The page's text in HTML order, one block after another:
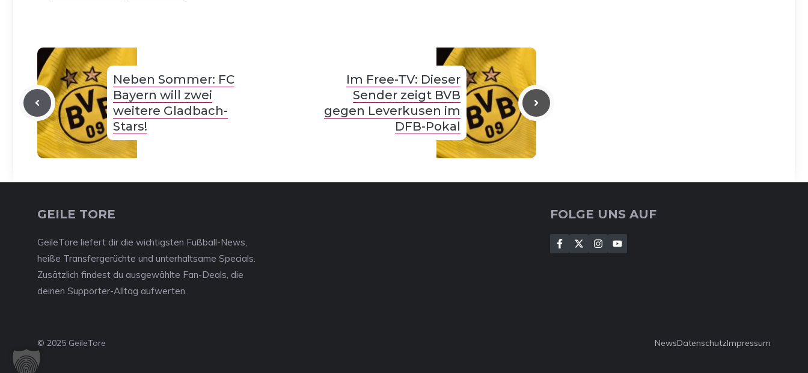
Neben Sommer: FC
Bayern will zwei
weitere Gladbach-
Stars!
Im Free-TV: Dieser
Sender zeigt BVB
gegen Leverkusen im
DFB-Pokal
GEILE TORE
GeileTore liefert dir die wichtigsten Fußball-News,
heiße Transfergerüchte und unterhaltsame Specials.
Zusätzlich findest du ausgewählte Fan-Deals, die
deinen Supporter-Alltag aufwerten.
FOLGE UNS AUF
© 2025 GeileTore NewsDatenschutzImpressum